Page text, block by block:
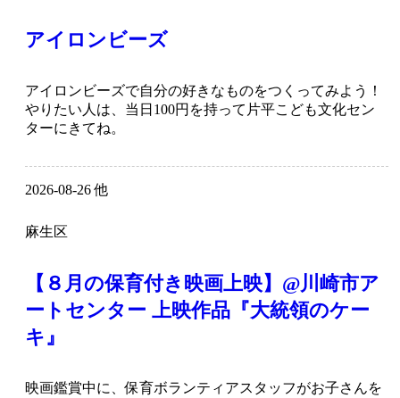
アイロンビーズ
アイロンビーズで自分の好きなものをつくってみよう！
やりたい人は、当日100円を持って片平こども文化セン
ターにきてね。
2026-08-26 他
麻生区
【８月の保育付き映画上映】@川崎市ア
ートセンター 上映作品『大統領のケー
キ』
映画鑑賞中に、保育ボランティアスタッフがお子さんを